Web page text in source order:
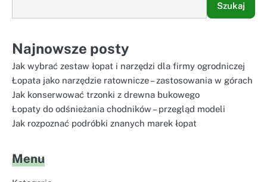
Szukaj
Najnowsze posty
Jak wybrać zestaw łopat i narzędzi dla firmy ogrodniczej
Łopata jako narzędzie ratownicze – zastosowania w górach
Jak konserwować trzonki z drewna bukowego
Łopaty do odśnieżania chodników – przegląd modeli
Jak rozpoznać podróbki znanych marek łopat
Menu